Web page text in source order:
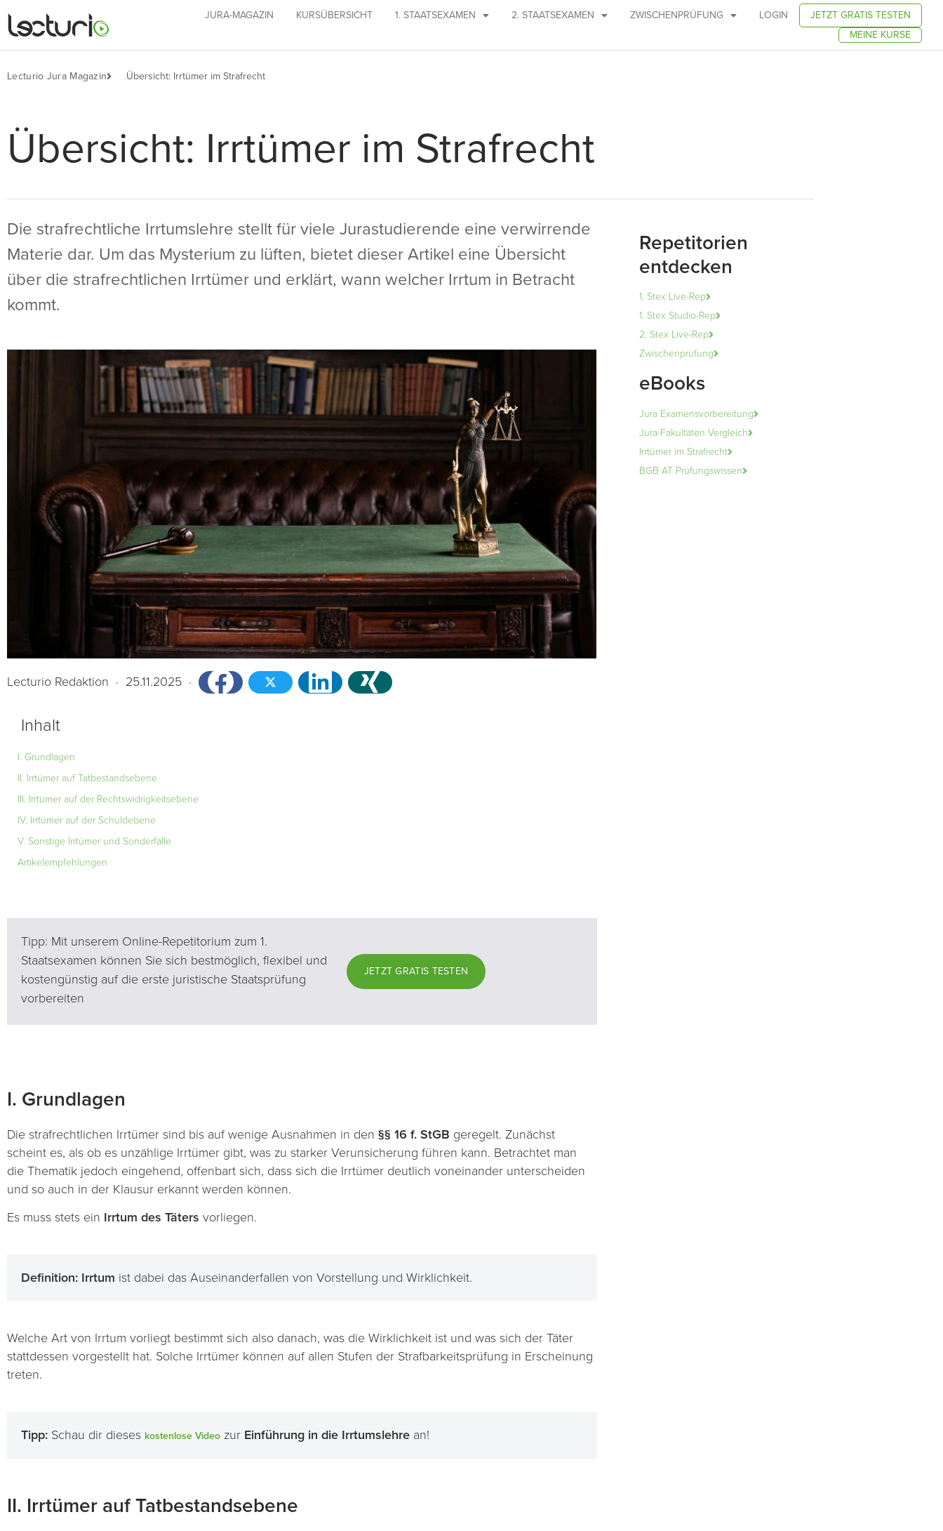
JURA-MAGAZIN KURSÜBERSICHT 1. STAATSEXAMEN 2. STAATSEXAMEN ZWISCHENPRÜFUNG LOGIN
JETZT GRATIS TESTEN
MEINE KURSE
Lecturio Jura Magazin Übersicht: Irrtümer im Strafrecht
Übersicht: Irrtümer im Strafrecht
Die strafrechtliche Irrtumslehre stellt für viele Jurastudierende eine verwirrende
Materie dar. Um das Mysterium zu lüften, bietet dieser Artikel eine Übersicht
über die strafrechtlichen Irrtümer und erklärt, wann welcher Irrtum in Betracht
kommt.
Lecturio Redaktion · 25.11.2025 ·
Inhalt
I. Grundlagen
II. Irrtümer auf Tatbestandsebene
III. Irrtümer auf der Rechtswidrigkeitsebene
IV. Irrtümer auf der Schuldebene
V. Sonstige Irrtümer und Sonderfälle
Artikelempfehlungen
Tipp: Mit unserem Online-Repetitorium zum 1.
Staatsexamen können Sie sich bestmöglich, flexibel und
kostengünstig auf die erste juristische Staatsprüfung
vorbereiten
JETZT GRATIS TESTEN
I. Grundlagen
Die strafrechtlichen Irrtümer sind bis auf wenige Ausnahmen in den §§ 16 f. StGB geregelt. Zunächst
scheint es, als ob es unzählige Irrtümer gibt, was zu starker Verunsicherung führen kann. Betrachtet man
die Thematik jedoch eingehend, offenbart sich, dass sich die Irrtümer deutlich voneinander unterscheiden
und so auch in der Klausur erkannt werden können.
Es muss stets ein Irrtum des Täters vorliegen.
Definition: Irrtum ist dabei das Auseinanderfallen von Vorstellung und Wirklichkeit.
Welche Art von Irrtum vorliegt bestimmt sich also danach, was die Wirklichkeit ist und was sich der Täter
stattdessen vorgestellt hat. Solche Irrtümer können auf allen Stufen der Strafbarkeitsprüfung in Erscheinung
treten.
Tipp: Schau dir dieses kostenlose Video zur Einführung in die Irrtumslehre an!
II. Irrtümer auf Tatbestandsebene
Repetitorien
entdecken
1. Stex Live-Rep
1. Stex Studio-Rep
2. Stex Live-Rep
Zwischenprüfung
eBooks
Jura Examensvorbereitung
Jura-Fakultäten Vergleich
Irrtümer im Strafrecht
BGB AT Prüfungswissen